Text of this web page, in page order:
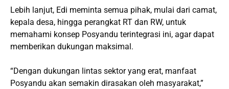
Lebih lanjut, Edi meminta semua pihak, mulai dari camat,
kepala desa, hingga perangkat RT dan RW, untuk
memahami konsep Posyandu terintegrasi ini, agar dapat
memberikan dukungan maksimal.
“Dengan dukungan lintas sektor yang erat, manfaat
Posyandu akan semakin dirasakan oleh masyarakat,”